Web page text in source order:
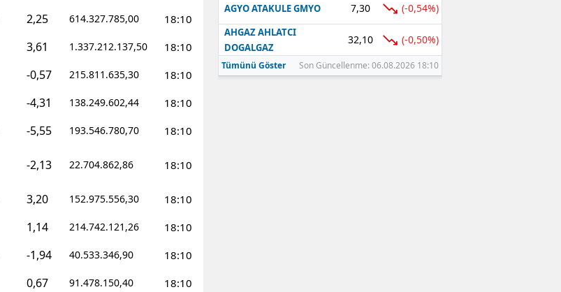
2,25 614.327.785,00 18:10
3,61 1.337.212.137,50 18:10
-0,57 215.811.635,30 18:10
-4,31 138.249.602,44 18:10
-5,55 193.546.780,70 18:10
-2,13 22.704.862,86 18:10
3,20 152.975.556,30 18:10
1,14 214.742.121,26 18:10
-1,94 40.533.346,90 18:10
0,67 91.478.150,40 18:10
AGYO ATAKULE GMYO 7,30 (-0,54%)
AHGAZ AHLATCI
DOGALGAZ
32,10 (-0,50%)
Tümünü Göster Son Güncellenme: 06.08.2026 18:10